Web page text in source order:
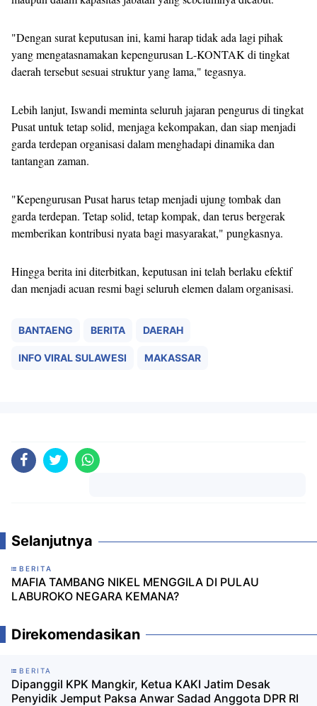
"Dengan surat keputusan ini, kami harap tidak ada lagi pihak
yang mengatasnamakan kepengurusan L-KONTAK di tingkat
daerah tersebut sesuai struktur yang lama," tegasnya.
Lebih lanjut, Iswandi meminta seluruh jajaran pengurus di tingkat
Pusat untuk tetap solid, menjaga kekompakan, dan siap menjadi
garda terdepan organisasi dalam menghadapi dinamika dan
tantangan zaman.
"Kepengurusan Pusat harus tetap menjadi ujung tombak dan
garda terdepan. Tetap solid, tetap kompak, dan terus bergerak
memberikan kontribusi nyata bagi masyarakat," pungkasnya.
Hingga berita ini diterbitkan, keputusan ini telah berlaku efektif
dan menjadi acuan resmi bagi seluruh elemen dalam organisasi.
BANTAENG BERITA DAERAH
INFO VIRAL SULAWESI MAKASSAR
Selanjutnya
BERITA
MAFIA TAMBANG NIKEL MENGGILA DI PULAU
LABUROKO NEGARA KEMANA?
Direkomendasikan
BERITA
Dipanggil KPK Mangkir, Ketua KAKI Jatim Desak
Penyidik Jemput Paksa Anwar Sadad Anggota DPR RI